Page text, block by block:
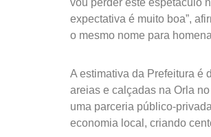
vou perder este espetáculo
expectativa é muito boa”,
o mesmo nome para
A estimativa da Prefeitura é
areias e calçadas na Orla
uma parceria público-
economia local, criando